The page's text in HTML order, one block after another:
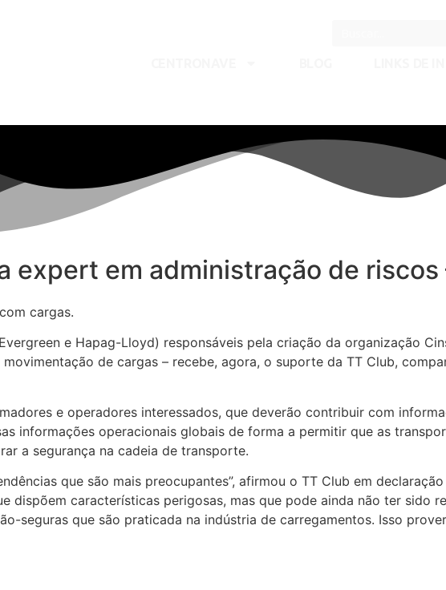
expert em administração de riscos
cargas.
e Hapag-Lloyd) responsáveis pela criação da organização
de cargas – recebe, agora, o suporte da TT Club,
e operadores interessados, que deverão contribuir com
informações operacionais globais de forma a permitir que as
a segurança na cadeia de transporte.
que são mais preocupantes”, afirmou o TT Club em
dispõem características perigosas, mas que pode ainda não ter sido
seguras que são praticada na indústria de carregamentos. Isso